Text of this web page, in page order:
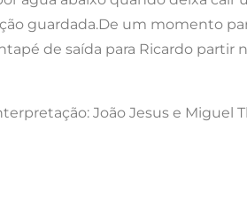
guardada.De um momento
de saída para Ricardo partir
João Jesus e Miguel